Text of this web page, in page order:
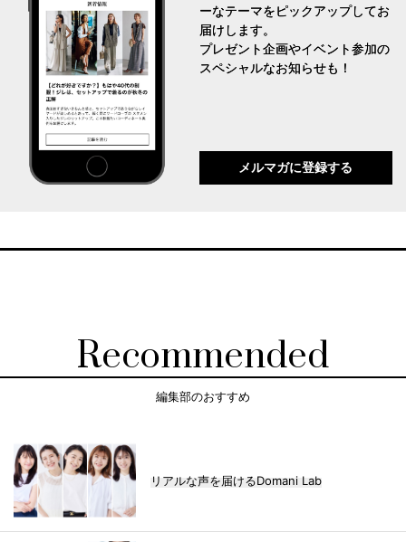
ーなテーマをピックアップしてお
届けします。
プレゼント企画やイベント参加の
スペシャルなお知らせも！
メルマガに登録する
Recommended
編集部のおすすめ
リアルな声を届けるDomani Lab